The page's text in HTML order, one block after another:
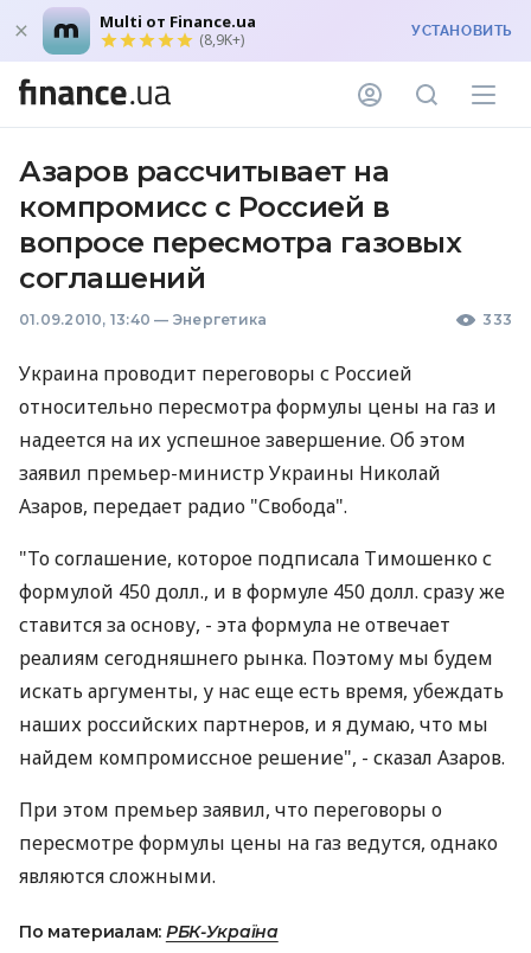
Multi от Finance.ua
(8,9K+) УСТАНОВИТЬ
Азаров рассчитывает на
компромисс с Россией в
вопросе пересмотра газовых
соглашений
01.09.2010, 13:40 — Энергетика 333
Украина проводит переговоры с Россией
относительно пересмотра формулы цены на газ и
надеется на их успешное завершение. Об этом
заявил премьер-министр Украины Николай
Азаров, передает радио "Свобода".
"То соглашение, которое подписала Тимошенко с
формулой 450 долл., и в формуле 450 долл. сразу же
ставится за основу, - эта формула не отвечает
реалиям сегодняшнего рынка. Поэтому мы будем
искать аргументы, у нас еще есть время, убеждать
наших российских партнеров, и я думаю, что мы
найдем компромиссное решение", - сказал Азаров.
При этом премьер заявил, что переговоры о
пересмотре формулы цены на газ ведутся, однако
являются сложными.
По материалам: РБК-Україна